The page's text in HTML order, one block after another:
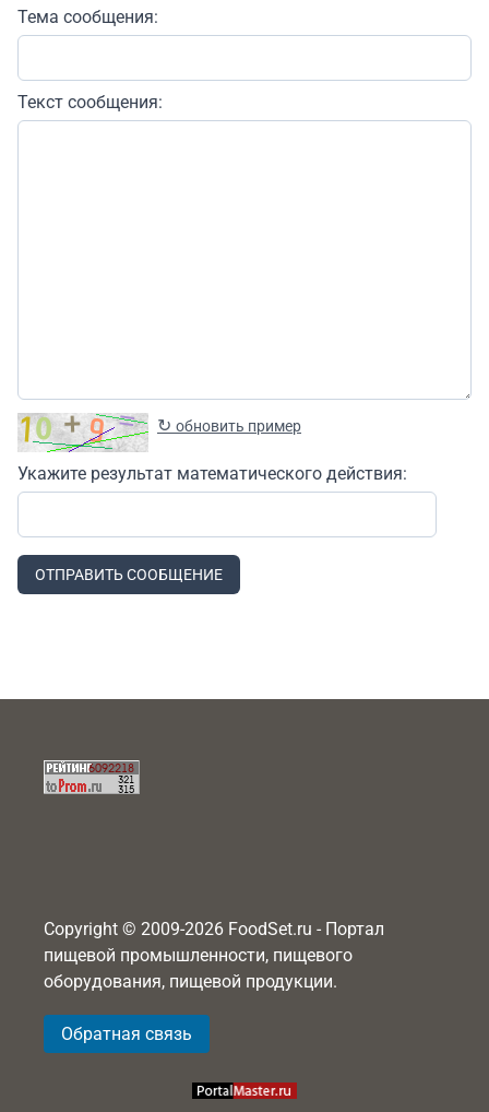
Тема сообщения:
Текст сообщения:
↻ обновить пример
Укажите результат математического действия:
ОТПРАВИТЬ СООБЩЕНИЕ
Copyright © 2009-2026 FoodSet.ru - Портал
пищевой промышленности, пищевого
оборудования, пищевой продукции.
Обратная связь